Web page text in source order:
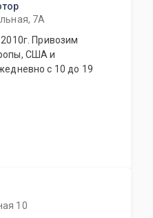
7А
Привозим
США и
ежедневно с 10 до 19
10